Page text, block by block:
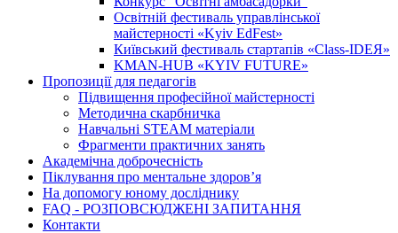
Освітній фестиваль управлінської
майстерності «Kyiv EdFest»
Київський фестиваль стартапів «Class-IDEЯ»
KMAN-HUB «KYIV FUTURE»
Пропозиції для педагогів
Підвищення професійної майстерності
Методична скарбничка
Навчальні STEAM матеріали
Фрагменти практичних занять
Академічна доброчесність
Піклування про ментальне здоровʼя
На допомогу юному досліднику
FAQ - РОЗПОВСЮДЖЕНІ ЗАПИТАННЯ
Контакти